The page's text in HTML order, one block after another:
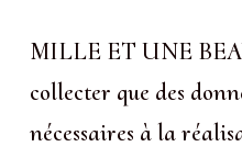
MILLE ET UNE
collecter que des
nécessaires à la